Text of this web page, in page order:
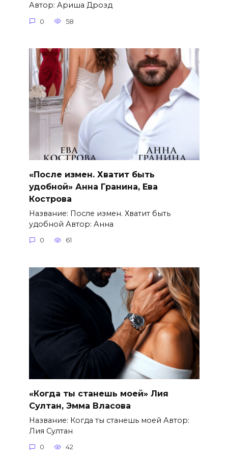
Автор: Ариша Дрозд
0 58
«После измен. Хватит быть
удобной» Анна Гранина, Ева
Кострова
Название: После измен. Хватит быть
удобной Автор: Анна
0 61
«Когда ты станешь моей» Лия
Султан, Эмма Власова
Название: Когда ты станешь моей Автор:
Лия Султан
0 42